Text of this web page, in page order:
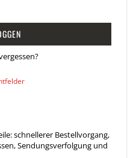
schnellerer Bestellvorgang,
Sendungsverfolgung und